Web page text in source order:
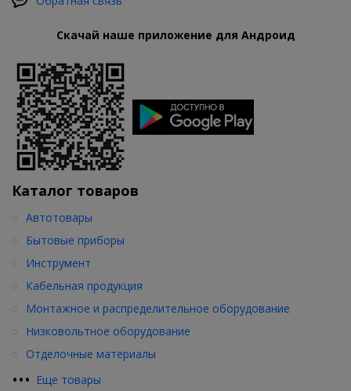
Скачай наше приложение для Андроид
Каталог товаров
••• Еще товары
Автотовары
Бытовые приборы
Инструмент
Кабельная продукция
Монтажное и распределительное оборудование
Низковольтное оборудование
Отделочные материалы